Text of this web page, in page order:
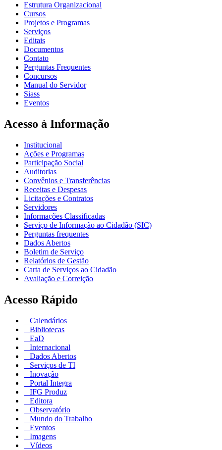
Estrutura Organizacional
Cursos
Projetos e Programas
Serviços
Editais
Documentos
Contato
Perguntas Frequentes
Concursos
Manual do Servidor
Siass
Eventos
Acesso à Informação
Institucional
Ações e Programas
Participação Social
Auditorias
Convênios e Transferências
Receitas e Despesas
Licitações e Contratos
Servidores
Informações Classificadas
Serviço de Informação ao Cidadão (SIC)
Perguntas frequentes
Dados Abertos
Boletim de Serviço
Relatórios de Gestão
Carta de Serviços ao Cidadão
Avaliação e Correição
Acesso Rápido
Calendários
Bibliotecas
EaD
Internacional
Dados Abertos
Serviços de TI
Inovação
Portal Integra
IFG Produz
Editora
Observatório
Mundo do Trabalho
Eventos
Imagens
Vídeos